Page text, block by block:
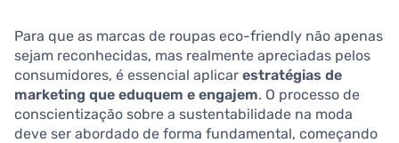
Para que as marcas de roupas eco-friendly não apenas
sejam reconhecidas, mas realmente apreciadas pelos
consumidores, é essencial aplicar estratégias de
marketing que eduquem e engajem. O processo de
conscientização sobre a sustentabilidade na moda
deve ser abordado de forma fundamental, começando